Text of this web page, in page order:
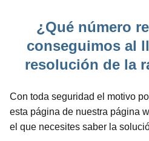
¿Qué número
conseguimos al
resolución de la
Con toda seguridad el motivo
esta página de nuestra página
el que necesites saber la